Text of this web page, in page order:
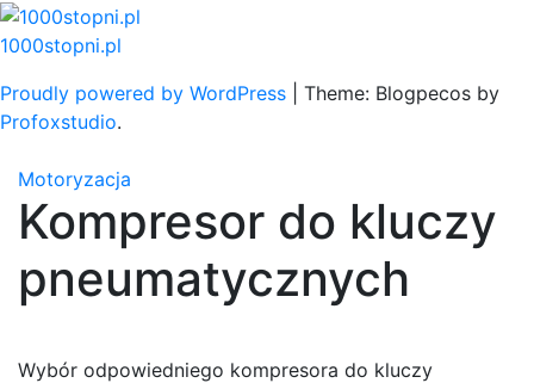
Skip
to
1000stopni.pl
Proudly powered by WordPress
Theme: Blogpecos by
Profoxstudio.
Motoryzacja
Kompresor do kluczy
pneumatycznych
Wybór odpowiedniego kompresora do kluczy